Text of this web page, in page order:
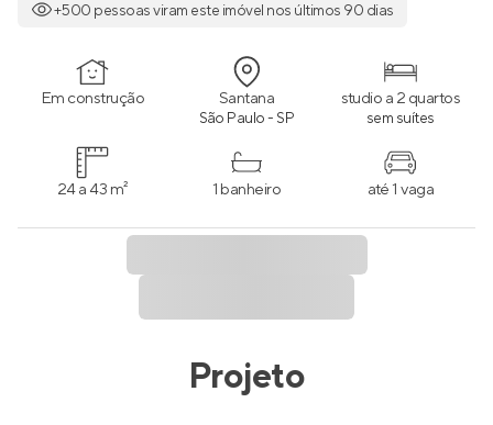
+500 pessoas viram este imóvel nos últimos 90 dias
Em construção Santana
São Paulo - SP
studio a 2 quartos
sem suítes
24 a 43 m² 1 banheiro até 1 vaga
Projeto